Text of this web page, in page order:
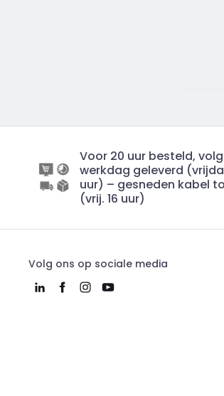
Voor 20 uur besteld,
werkdag geleverd
uur) – gesneden kabel
(vrij. 16 uur)
Volg ons op sociale media